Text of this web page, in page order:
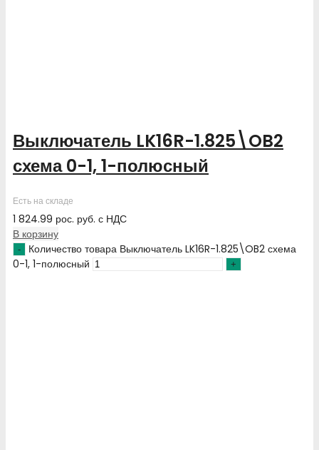
Выключатель LK16R-1.825\OB2
схема 0-1, 1-полюсный
Есть на складе
1 824.99 рос. руб. с НДС
В корзину
Количество товара Выключатель LK16R-1.825\OB2 схема
0-1, 1-полюсный